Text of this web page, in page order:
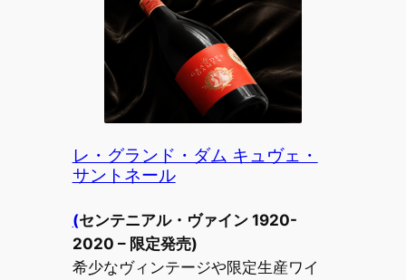
レ・グランド・ダム キュヴェ・
サントネール
(センテニアル・ヴァイン 1920-
2020 – 限定発売)
希少なヴィンテージや限定生産ワイ